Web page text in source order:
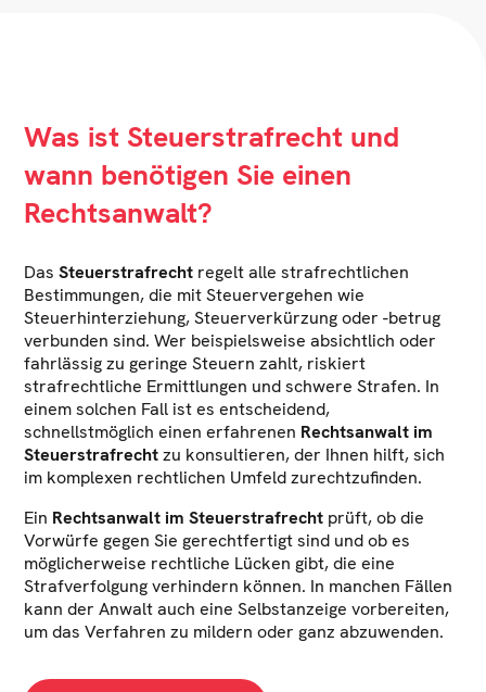
Was ist Steuerstrafrecht und
wann benötigen Sie einen
Rechtsanwalt?
DasSteuerstrafrecht regelt alle strafrechtlichen
Bestimmungen, die mit Steuervergehen wie
Steuerhinterziehung, Steuerverkürzung oder -betrug
verbunden sind. Wer beispielsweise absichtlich oder
fahrlässig zu geringe Steuern zahlt, riskiert
strafrechtliche Ermittlungen und schwere Strafen. In
einem solchen Fall ist es entscheidend,
schnellstmöglich einen erfahrenen Rechtsanwalt im
Steuerstrafrechtzu konsultieren, der Ihnen hilft, sich
im komplexen rechtlichen Umfeld zurechtzufinden.
Ein Rechtsanwalt im Steuerstrafrecht prüft, ob die
Vorwürfe gegen Sie gerechtfertigt sind und ob es
möglicherweise rechtliche Lücken gibt, die eine
Strafverfolgung verhindern können. In manchen Fällen
kann der Anwalt auch eine Selbstanzeige vorbereiten,
um das Verfahren zu mildern oder ganz abzuwenden.